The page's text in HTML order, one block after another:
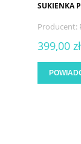
SUKIENKA
Producent:
399,00 zł